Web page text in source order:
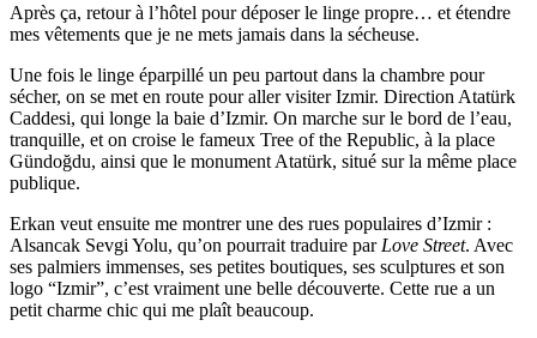
Après ça, retour à l’hôtel pour déposer le linge propre… et étendre
mes vêtements que je ne mets jamais dans la sécheuse.
Une fois le linge éparpillé un peu partout dans la chambre pour
sécher, on se met en route pour aller visiter Izmir. Direction Atatürk
Caddesi, qui longe la baie d’Izmir. On marche sur le bord de l’eau,
tranquille, et on croise le fameux Tree of the Republic, à la place
Gündoğdu, ainsi que le monument Atatürk, situé sur la même place
publique.
Erkan veut ensuite me montrer une des rues populaires d’Izmir :
Alsancak Sevgi Yolu, qu’on pourrait traduire par Love Street. Avec
ses palmiers immenses, ses petites boutiques, ses sculptures et son
logo “Izmir”, c’est vraiment une belle découverte. Cette rue a un
petit charme chic qui me plaît beaucoup.